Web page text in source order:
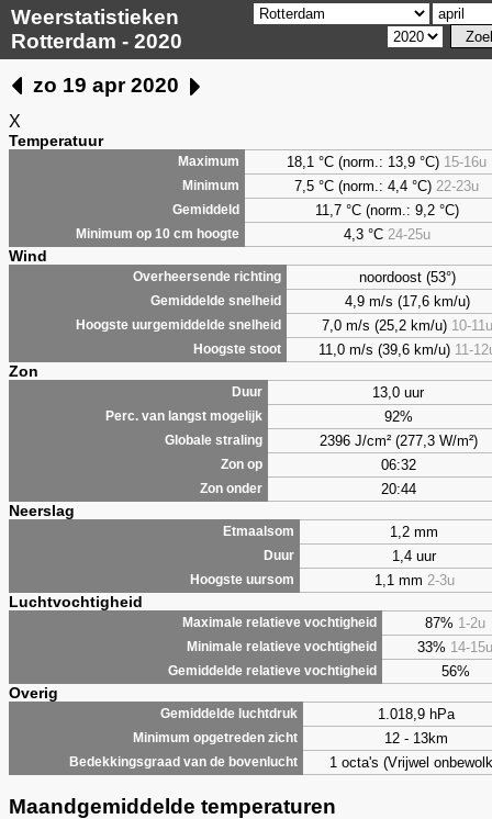
Weerstatistieken
Rotterdam - 2020
zo 19 apr 2020
X
Temperatuur
Maximum 18,1 °C (norm.: 13,9 °C) 15-16u
Minimum 7,5 °C (norm.: 4,4 °C) 22-23u
Gemiddeld 11,7 °C (norm.: 9,2 °C)
Minimum op 10 cm hoogte 4,3°C 24-25u
Wind
Overheersende richting noordoost (53°)
Gemiddelde snelheid 4,9 m/s (17,6 km/u)
Hoogste uurgemiddelde snelheid 7,0 m/s (25,2 km/u) 10-11u
Hoogste stoot 11,0 m/s (39,6 km/u) 11-
Zon
Duur 13,0 uur
Perc. van langst mogelijk 92%
Globale straling 2396 J/cm² (277,3 W/m²)
Zon op 06:32
Zon onder 20:44
Neerslag
Etmaalsom 1,2 mm
Duur 1,4 uur
Hoogste uursom 1,1 mm 2-3u
Luchtvochtigheid
Maximale relatieve vochtigheid 87% 1-2u
Minimale relatieve vochtigheid 33% 14-15u
Gemiddelde relatieve vochtigheid 56%
Overig
Gemiddelde luchtdruk 1.018,9 hPa
Minimum opgetreden zicht 12 - 13km
Bedekkingsgraad van de bovenlucht 1 octa's (Vrijwel
Maandgemiddelde temperaturen